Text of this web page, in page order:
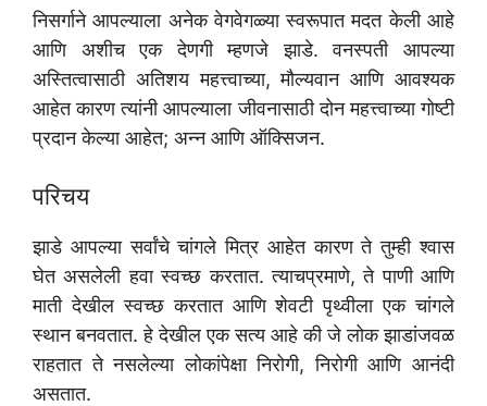
निसर्गाने आपल्याला अनेक वेगवेगळ्या स्वरूपात मदत केली आहे
आणि अशीच एक देणगी म्हणजे झाडे. वनस्पती आपल्या
अस्तित्वासाठी अतिशय महत्त्वाच्या, मौल्यवान आणि आवश्यक
आहेत कारण त्यांनी आपल्याला जीवनासाठी दोन महत्त्वाच्या गोष्टी
प्रदान केल्या आहेत; अन्न आणि ऑक्सिजन.
परिचय
झाडे आपल्या सर्वांचे चांगले मित्र आहेत कारण ते तुम्ही श्वास
घेत असलेली हवा स्वच्छ करतात. त्याचप्रमाणे, ते पाणी आणि
माती देखील स्वच्छ करतात आणि शेवटी पृथ्वीला एक चांगले
स्थान बनवतात. हे देखील एक सत्य आहे की जे लोक झाडांजवळ
राहतात ते नसलेल्या लोकांपेक्षा निरोगी, निरोगी आणि आनंदी
असतात.